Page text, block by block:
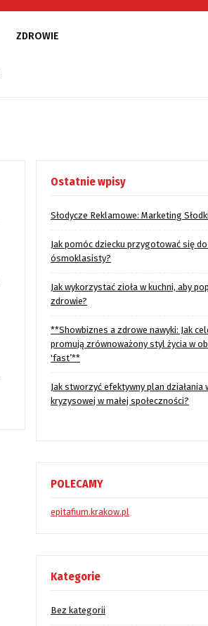
ZDROWIE
Ostatnie wpisy
Słodycze Reklamowe: Marketing
Jak pomóc dziecku przygotować się
ósmoklasisty?
Jak wykorzystać zioła w kuchni, aby
zdrowie?
**Showbiznes a zdrowe nawyki: Jak
promują zrównoważony styl życia w
'fast’**
Jak stworzyć efektywny plan działania
kryzysowej w małej społeczności?
POLECAMY
epitafium.krakow.pl
Kategorie
Bez kategorii